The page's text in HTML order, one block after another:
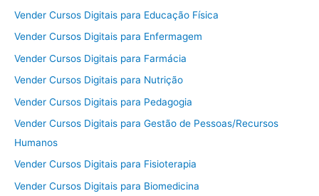
Vender Cursos Digitais para Educação Física
Vender Cursos Digitais para Enfermagem
Vender Cursos Digitais para Farmácia
Vender Cursos Digitais para Nutrição
Vender Cursos Digitais para Pedagogia
Vender Cursos Digitais para Gestão de Pessoas/Recursos
Humanos
Vender Cursos Digitais para Fisioterapia
Vender Cursos Digitais para Biomedicina